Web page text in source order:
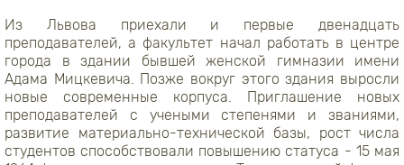
Из Львова приехали и первые двенадцать
преподавателей, а факультет начал работать в центре
города в здании бывшей женской гимназии имени
Адама Мицкевича. Позже вокруг этого здания выросли
новые современные корпуса. Приглашение новых
преподавателей с учеными степенями и званиями,
развитие материально-технической базы, рост числа
студентов способствовали повышению статуса - 15 мая